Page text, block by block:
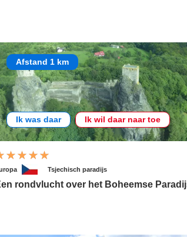
Afstand 1 km
Ik was daar Ik wil daar naar toe
Tsjechisch paradijs
rondvlucht over het Boheemse